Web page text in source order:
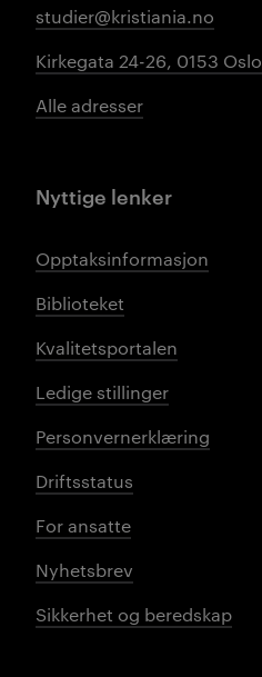
studier@kristiania.no
Kirkegata 24-26, 0153 Oslo
Alle adresser
Nyttige lenker
Opptaksinformasjon
Biblioteket
Kvalitetsportalen
Ledige stillinger
Personvernerklæring
Driftsstatus
For ansatte
Nyhetsbrev
Sikkerhet og beredskap